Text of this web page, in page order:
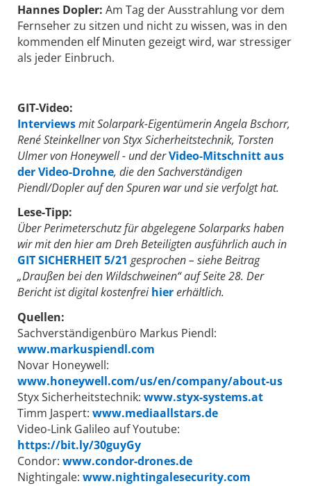
Hannes Dopler: Am Tag der Ausstrahlung vor dem
Fernseher zu sitzen und nicht zu wissen, was in den
kommenden elf Minuten gezeigt wird, war stressiger
als jeder Einbruch.
GIT-Video:
Interviewsmit Solarpark-Eigentümerin Angela Bschorr,
René Steinkellner von Styx Sicherheitstechnik, Torsten
Ulmer von Honeywell - und derVideo-Mitschnitt aus
der Video-Drohne, die den Sachverständigen
Piendl/Dopler auf den Spuren war und sie verfolgt hat.
Lese-Tipp:
Über Perimeterschutz­ für abgelegene ­Solarparks haben
wir mit den hier am Dreh Beteiligten ausführlich auch in
GIT SICHERHEIT 5/21 gesprochen – siehe Beitrag
„Draußen bei den Wildschweinen“ auf Seite 28. Der
Bericht ist digital kostenfrei hiererhältlich.
Quellen:
Sachverständigenbüro Markus Piendl:
www.markuspiendl.com
Novar Honeywell:
www.honeywell.com/us/en/company/about-us
Styx Sicherheitstechnik: www.styx-systems.at
Timm Jaspert: www.mediaallstars.de
Video-Link Galileo auf Youtube:
https://bit.ly/30guyGy
Condor: www.condor-drones.de
Nightingale: www.nightingalesecurity.com